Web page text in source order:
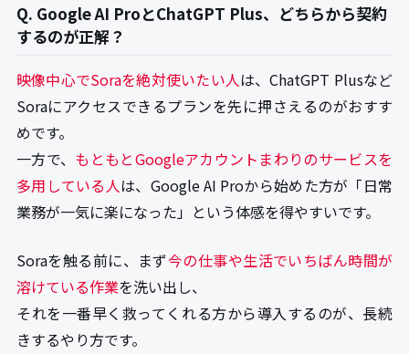
Q. Google AI ProとChatGPT Plus、どちらから契約
するのが正解？
映像中心でSoraを絶対使いたい人は、ChatGPT Plusなど
Soraにアクセスできるプランを先に押さえるのがおすす
めです。
一方で、 もともとGoogleアカウントまわりのサービスを
多用している人は、Google AI Proから始めた方が「日常
業務が一気に楽になった」という体感を得やすいです。
Soraを触る前に、まず今の仕事や生活でいちばん時間が
溶けている作業を洗い出し、
それを一番早く救ってくれる方から導入するのが、長続
きするやり方です。